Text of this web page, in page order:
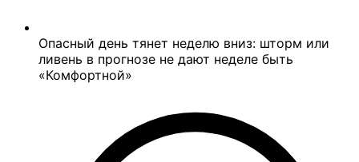
Опасный день тянет неделю вниз: шторм или
ливень в прогнозе не дают неделе быть
«Комфортной»